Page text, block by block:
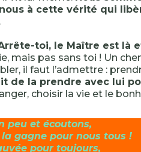
à cette vérité qui
toi, le Maître est là
mais pas sans toi ! Un
il faut l’admettre :
de la prendre avec lui
choisir la vie et le
peu et écoutons,
gagne pour nous tous !
pour toujours,